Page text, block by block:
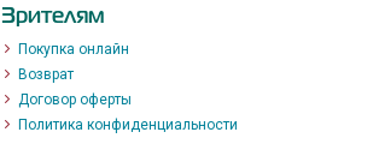
Зрителям
Покупка онлайн
Возврат
Договор оферты
Политика конфиденциальности